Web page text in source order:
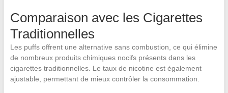
Comparaison avec les Cigarettes
Traditionnelles
Les puffs offrent une alternative sans combustion, ce qui élimine
de nombreux produits chimiques nocifs présents dans les
cigarettes traditionnelles. Le taux de nicotine est également
ajustable, permettant de mieux contrôler la consommation.